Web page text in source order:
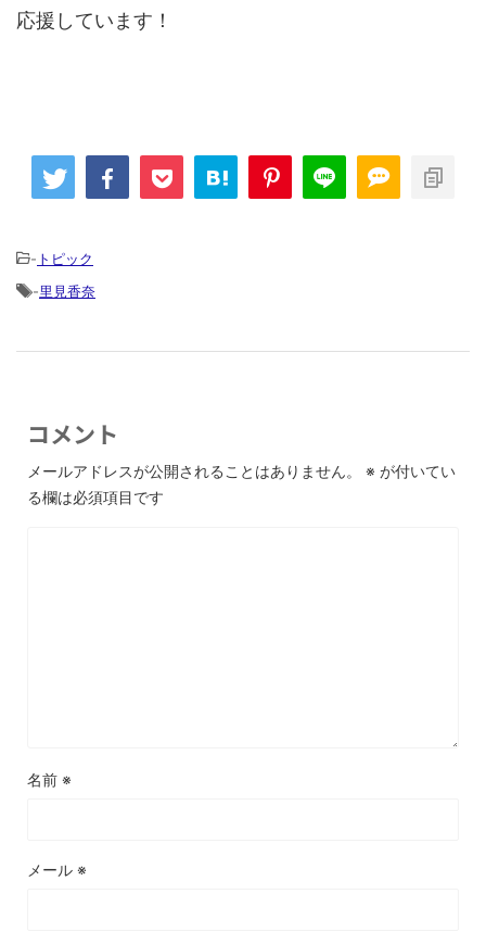
応援しています！
- トピック
-里見香奈
コメント
メールアドレスが公開されることはありません。 ※ が付いてい
る欄は必須項目です
名前 ※
メール ※